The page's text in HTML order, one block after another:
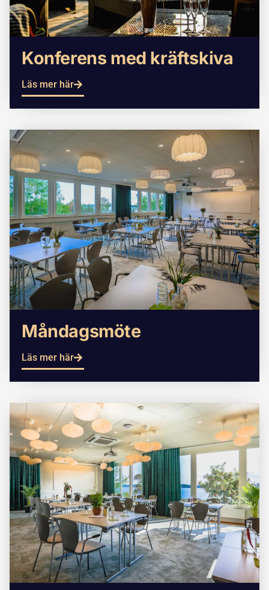
Konferens med kräftskiva
Läs mer här
Måndagsmöte
Läs mer här